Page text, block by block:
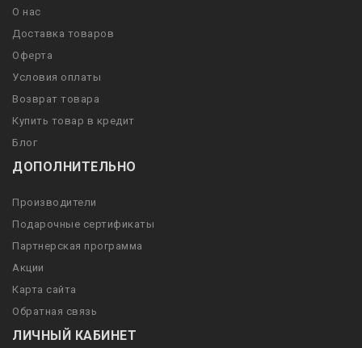
О нас
Доставка товаров
Оферта
Условия оплаты
Возврат товара
Купить товар в кредит
Блог
ДОПОЛНИТЕЛЬНО
Производители
Подарочные сертификаты
Партнерская программа
Акции
Карта сайта
Обратная связь
ЛИЧНЫЙ КАБИНЕТ